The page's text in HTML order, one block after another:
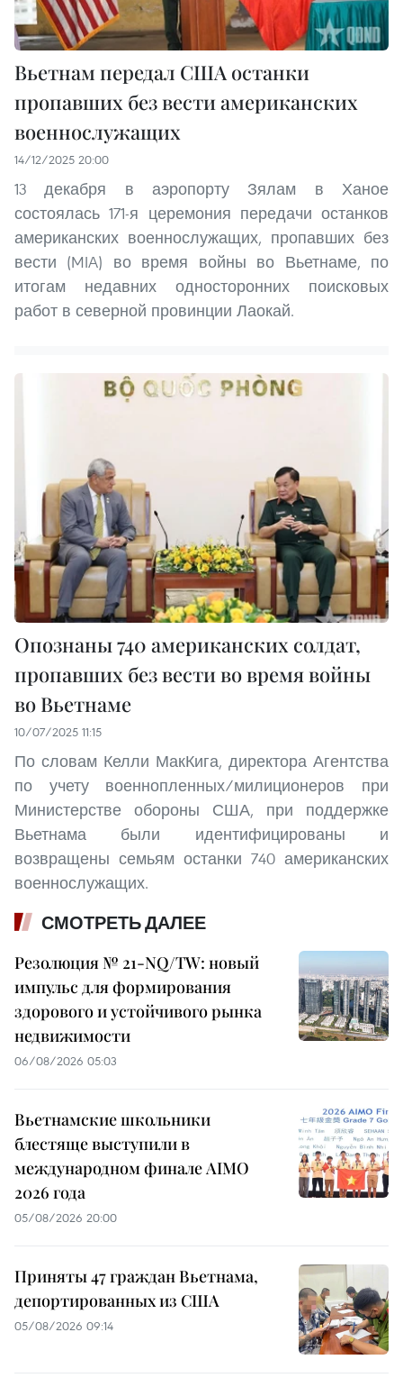
Вьетнам передал США останки
пропавших без вести американских
военнослужащих
14/12/2025 20:00
13 декабря в аэропорту Зялам в Ханое
состоялась 171-я церемония передачи останков
американских военнослужащих, пропавших без
вести (MIA) во время войны во Вьетнаме, по
итогам недавних односторонних поисковых
работ в северной провинции Лаокай.
Опознаны 740 американских солдат,
пропавших без вести во время войны
во Вьетнаме
10/07/2025 11:15
По словам Келли МакКига, директора Агентства
по учету военнопленных/милиционеров при
Министерстве обороны США, при поддержке
Вьетнама были идентифицированы и
возвращены семьям останки 740 американских
военнослужащих.
СМОТРЕТЬ ДАЛЕЕ
Резолюция № 21-NQ/TW: новый
импульс для формирования
здорового и устойчивого рынка
недвижимости
06/08/2026 05:03
Вьетнамские школьники
блестяще выступили в
международном финале AIMO
2026 года
05/08/2026 20:00
Приняты 47 граждан Вьетнама,
депортированных из США
05/08/2026 09:14